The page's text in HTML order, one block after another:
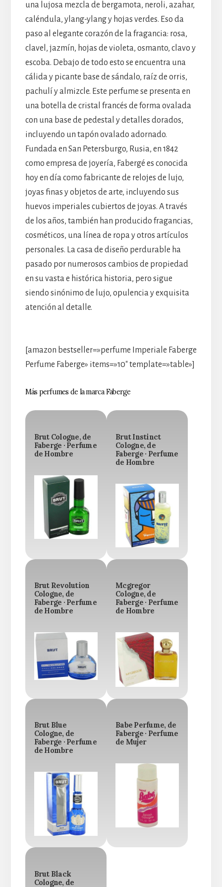
una lujosa mezcla de bergamota, neroli, azahar,
caléndula, ylang-ylang y hojas verdes. Eso da
paso al elegante corazón de la fragancia: rosa,
clavel, jazmín, hojas de violeta, osmanto, clavo y
escoba. Debajo de todo esto se encuentra una
cálida y picante base de sándalo, raíz de orris,
pachulí y almizcle. Este perfume se presenta en
una botella de cristal francés de forma ovalada
con una base de pedestal y detalles dorados,
incluyendo un tapón ovalado adornado.
Fundada en San Petersburgo, Rusia, en 1842
como empresa de joyería, Fabergé es conocida
hoy en día como fabricante de relojes de lujo,
joyas finas y objetos de arte, incluyendo sus
huevos imperiales cubiertos de joyas. A través
de los años, también han producido fragancias,
cosméticos, una línea de ropa y otros artículos
personales. La casa de diseño perdurable ha
pasado por numerosos cambios de propiedad
en su vasta e histórica historia, pero sigue
siendo sinónimo de lujo, opulencia y exquisita
atención al detalle.
[amazon bestseller=»perfume Imperiale Faberge
Perfume Faberge» items=»10″ template=»table»]
Más perfumes de la marca Faberge
Brut Cologne, de
Faberge · Perfume
de Hombre
Brut Instinct
Cologne, de
Faberge · Perfume
de Hombre
Brut Revolution
Cologne, de
Faberge · Perfume
de Hombre
Mcgregor
Cologne, de
Faberge · Perfume
de Hombre
Brut Blue
Cologne, de
Faberge · Perfume
de Hombre
Babe Perfume, de
Faberge · Perfume
de Mujer
Brut Black
Cologne, de